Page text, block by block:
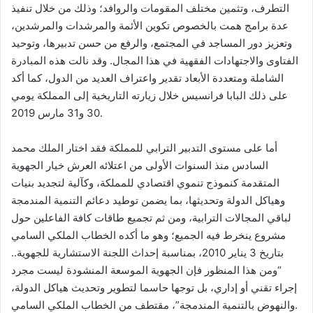
التطرف، وتثمين مختلف المقومات والروافد؛ وذلك من خلال تنفيذ
عدة برامج همت بالخصوص تكوين الأئمة والمرشدات والمرشدين،
وتعزيز دور المساجد في المجتمع، والرفع من حسن تدبيرها، وتوحيد
الفتاوى والاجتهادات الفقهية في هذا المجال. وقد نالت هذه المبادرة
الشاملة ومتعددة الأبعاد تقدير واعتراف العديد من الدول، كما أكد
على ذلك البابا فرانسيس خلال زيارته التاريخية إلى المملكة يومي
30 و31 مارس 2019.
أما على مستوى التدبير الترابي للمملكة فقد اختار الملك محمد
السادس منذ السنوات الأولى من اعتلائه العرش خيار الجهوية
المتقدمة كنموذج تنموي اقتصادي للمملكة، وكآلية لتجديد بنيات
وهياكل الدولة وتحديثها، بما يضمن توطيد دعائم التنمية المندمجة
لباقي المجالات الترابية، ومن ثم تجميع طاقات كافة الفاعلين حول
مشروع ينخرط فيه الجميع؛ وهو ما أكده الخطاب الملكي السامي
بتاريخ 3 يناير 2010، بمناسبة إحداث اللجنة الاستشارية للجهوية..
“ومن هذا المنظور فإن الجهوية الموسعة المنشودة ليست مجرد
إجراء تقني أو إداري، بل توجها حاسما لتطوير وتحديث هياكل الدولة،
والنهوض بالتنمية المندمجة”، مقتطف من الخطاب الملكي السامي.